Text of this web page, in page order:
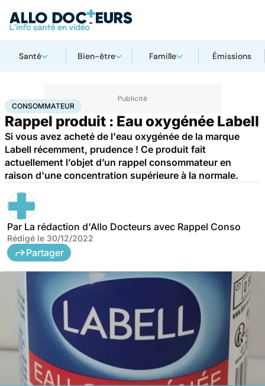
Santé Bien-être Famille Émissions
AccueilSantéConsommateur
CONSOMMATEUR
Rappel produit : Eau oxygénée Labell
Si vous avez acheté de l'eau oxygénée de la marque
Labell récemment, prudence ! Ce produit fait
actuellement l’objet d’un rappel consommateur en
raison d'une concentration supérieure à la normale.
Par La rédaction d'Allo Docteurs avec Rappel Conso
Rédigé le 30/12/2022
Partager